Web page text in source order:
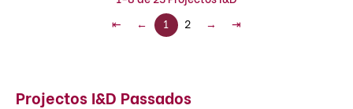
⇤
← 1 2 → ⇥
Projectos I&D Passados